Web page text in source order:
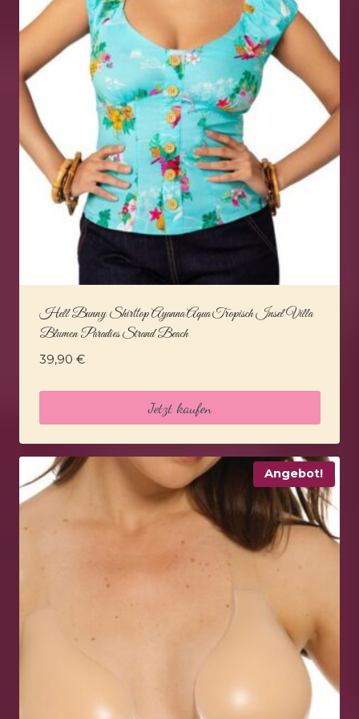
Hell Bunny Shirttop Ayanna Aqua Tropisch Insel Villa
Blumen Paradies Strand Beach
39,90 €
Jetzt kaufen
Angebot!